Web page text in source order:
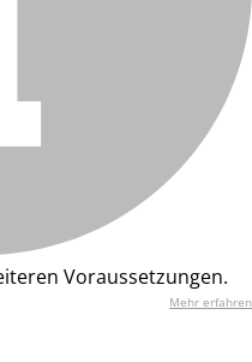
Voraussetzungen.
Mehr erfahren